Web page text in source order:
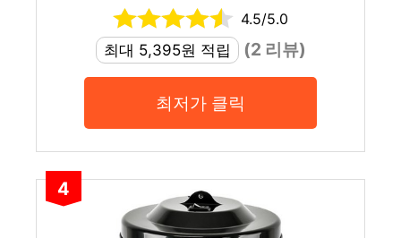
4.5/5.0
최대 5,395원 적립
(2 리뷰)
최저가 클릭
4